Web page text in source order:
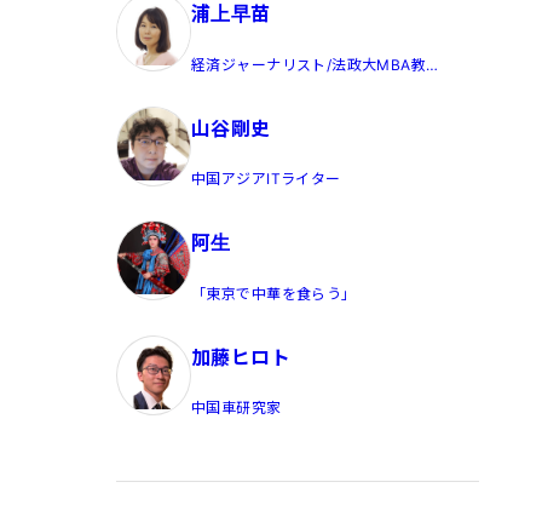
浦上早苗
経済ジャーナリスト/法政大MBA教
山谷剛史
中国アジアITライター
阿生
「東京で中華を食らう」
加藤ヒロト
中国車研究家